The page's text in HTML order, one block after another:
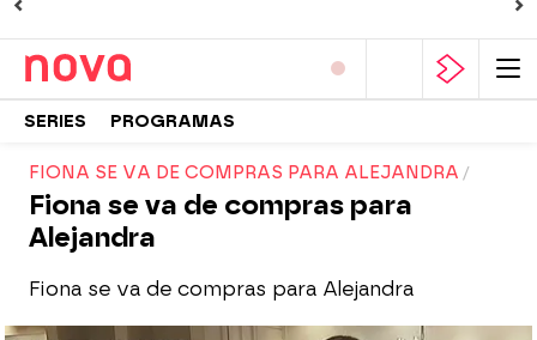
SERIES PROGRAMAS
FIONA SE VA DE COMPRAS PARA ALEJANDRA
Fiona se va de compras para
Alejandra
Fiona se va de compras para Alejandra